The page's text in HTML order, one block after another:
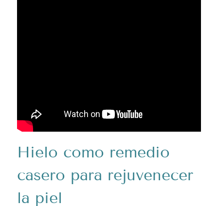
Hielo como remedio
casero para rejuvenecer
la piel